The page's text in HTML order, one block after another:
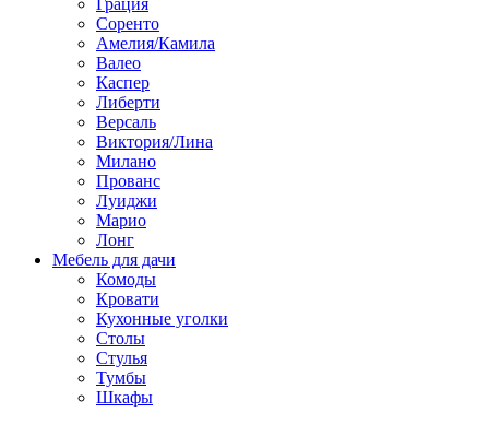
Грация
Соренто
Амелия/Камила
Валео
Каспер
Либерти
Версаль
Виктория/Лина
Милано
Прованс
Луиджи
Марио
Лонг
Мебель для дачи
Комоды
Кровати
Кухонные уголки
Столы
Стулья
Тумбы
Шкафы